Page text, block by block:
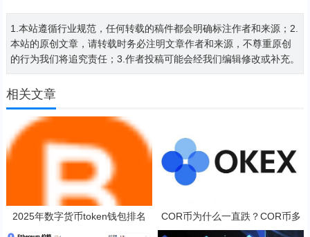
1.本站遵循行业规范，任何转载的稿件都会明确标注作者和来源；2.
本站的原创文章，请转载时务必注明文章作者和来源，不尊重原创
的行为我们将追究责任；3.作者投稿可能会经我们编辑修改或补充。
相关文章
2025年数字货币token钱包排名
COR币为什么一直跌？COR币多
少钱一枚？